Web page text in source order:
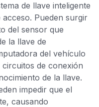
de llave inteligente
Pueden surgir
del sensor que
la llave de
del vehículo
de conexión
de la llave.
impedir que el
causando